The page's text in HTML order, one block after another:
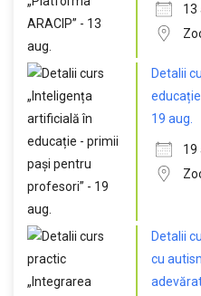
13
Detalii
19 aug.
19
Detalii
cu